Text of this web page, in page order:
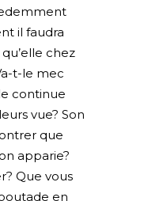
il faudra
chez
t-le mec
continue
vue? Son
que
apparie?
Que vous
en